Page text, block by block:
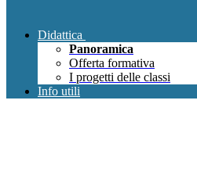
Didattica
Panoramica
Offerta formativa
I progetti delle classi
Info utili